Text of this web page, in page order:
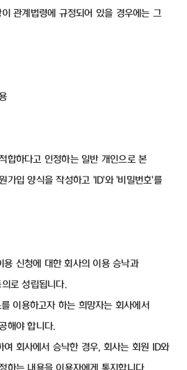
관계법령에 규정되어 있을 경우에는 그
합하다고 인정하는 일반 개인으로 본
가입 양식을 작성하고 'ID'와 '비밀번호'를
용 신청에 대한 회사의 이용 승낙과
로 성립됩니다.
이용하고자 하는 희망자는 회사에서
해야 합니다.
여 회사에서 승낙한 경우, 회사는 회원 ID와